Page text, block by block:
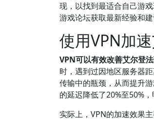
现，以找到最适合自己游
游戏论坛获取最新经验和建
使用VPN加
VPN可以有效改善艾尔登
时，遇到过因地区服务器
传输中的瓶颈，从而提升
的延迟降低了20%至50%，
实际上，VPN的加速效果